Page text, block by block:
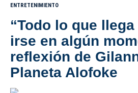
ENTRETENIMIENTO
“Todo lo que
irse en algún
reflexión de
Planeta Alofoke